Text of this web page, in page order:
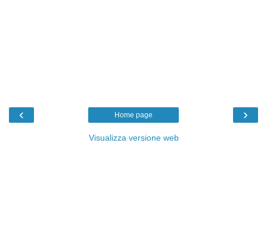
‹ ›
Home page
Visualizza versione web